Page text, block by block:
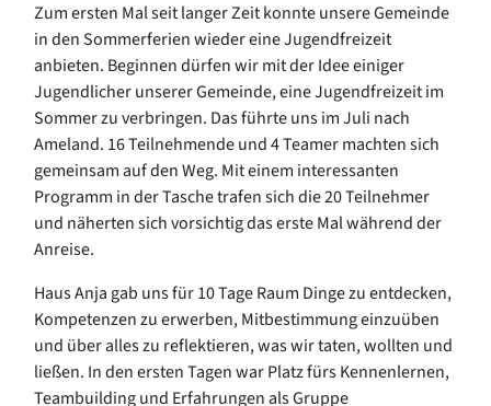
Zum ersten Mal seit langer Zeit konnte unsere Gemeinde
in den Sommerferien wieder eine Jugendfreizeit
anbieten. Beginnen dürfen wir mit der Idee einiger
Jugendlicher unserer Gemeinde, eine Jugendfreizeit im
Sommer zu verbringen. Das führte uns im Juli nach
Ameland. 16 Teilnehmende und 4 Teamer machten sich
gemeinsam auf den Weg. Mit einem interessanten
Programm in der Tasche trafen sich die 20 Teilnehmer
und näherten sich vorsichtig das erste Mal während der
Anreise.
Haus Anja gab uns für 10 Tage Raum Dinge zu entdecken,
Kompetenzen zu erwerben, Mitbestimmung einzuüben
und über alles zu reflektieren, was wir taten, wollten und
ließen. In den ersten Tagen war Platz fürs Kennenlernen,
Teambuilding und Erfahrungen als Gruppe